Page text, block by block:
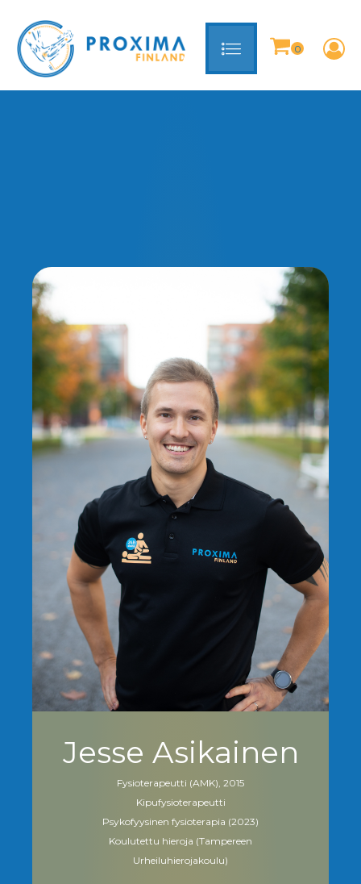
Jesse Asikainen
Fysioterapeutti (AMK), 2015
Kipufysioterapeutti
Psykofyysinen fysioterapia (2023)
Koulutettu hieroja (Tampereen
Urheiluhierojakoulu)